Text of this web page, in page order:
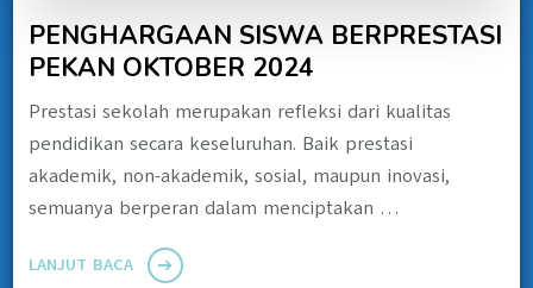
PENGHARGAAN SISWA BERPRESTASI
PEKAN OKTOBER 2024
Prestasi sekolah merupakan refleksi dari kualitas
pendidikan secara keseluruhan. Baik prestasi
akademik, non-akademik, sosial, maupun inovasi,
semuanya berperan dalam menciptakan …
LANJUT BACA